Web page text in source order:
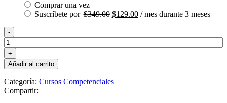
Comprar una vez
Suscríbete por $349.00 El
era:
$349.00.
$129.00El
es:
$129.00.
/ mes durante 3 meses
Diferenciación
estratégica:
liderando
la
revolución
producto
cantidad
Añadir al carrito
Categoría: Cursos Competenciales
Compartir: